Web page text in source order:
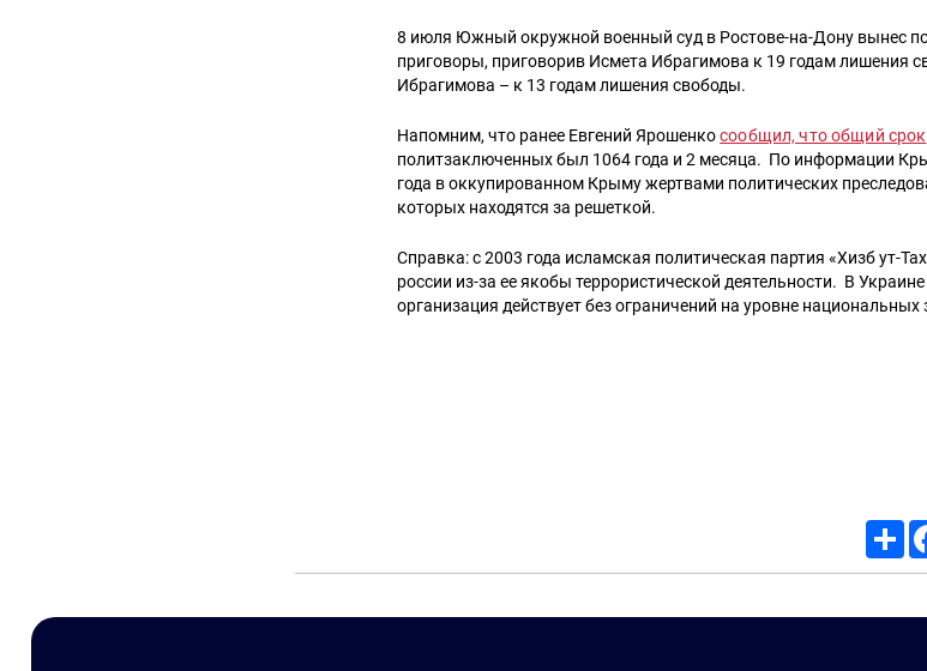
8 июля Южный окружной военный суд в Ростове-на-Дону вынес
приговоры, приговорив Исмета Ибрагимова к 19 годам лишения
Ибрагимова – к 13 годам лишения свободы.
Напомним, что ранее Евгений Ярошенкосообщил, что общий срок
политзаключенных был 1064 года и 2 месяца. По информации
года в оккупированном Крыму жертвами политических
которых находятся за решеткой.
Справка: с 2003 года исламская политическая партия «Хизб ут-
россии из-за ее якобы террористической деятельности. В
организация действует без ограничений на уровне национальных